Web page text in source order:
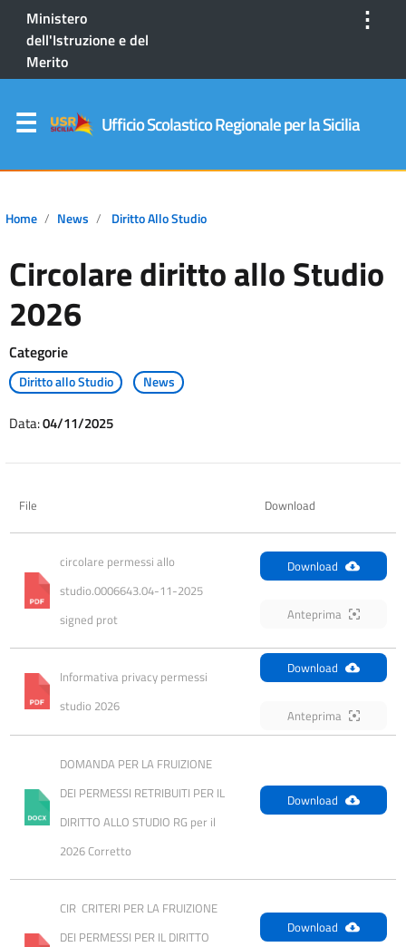
Ministero
dell'Istruzione e del
Merito
⋮
Ufficio Scolastico Regionale per la Sicilia
Home News Diritto Allo Studio
Circolare diritto allo Studio
2026
Categorie
Diritto allo Studio News
Data:04/11/2025
File Download
circolare permessi allo
studio.0006643.04-11-2025
signed prot
Download
Anteprima
Informativa privacy permessi
studio 2026
Download
Anteprima
DOMANDA PER LA FRUIZIONE
DEI PERMESSI RETRIBUITI PER IL
DIRITTO ALLO STUDIO RG per il
2026 Corretto
Download
CIR  CRITERI PER LA FRUIZIONE
DEI PERMESSI PER IL DIRITTO
Download